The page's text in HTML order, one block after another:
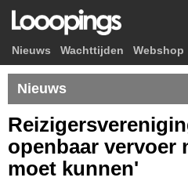
Nieuws Wachttijden Webshop
Nieuws
openbaar vervoer
moet kunnen'